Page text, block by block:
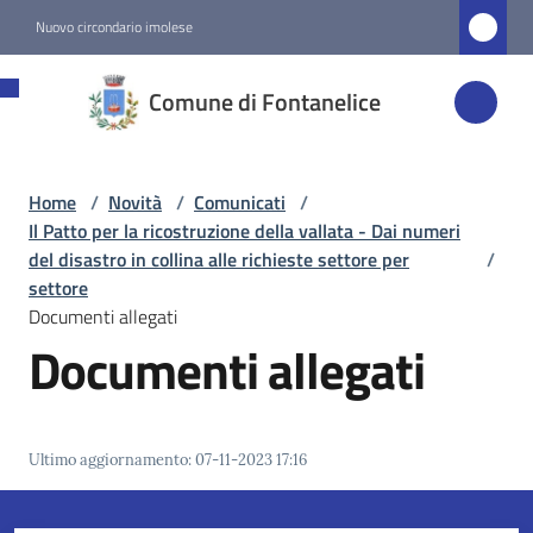
Nuovo circondario imolese
Comune di Fontanelice
Fontanelice
Amministrazione
Novità
Menu selezionato
Servizi
Fontanelice
Home / Novità / Comunicati /
Il Patto per la ricostruzione della vallata - Dai numeri
del disastro in collina alle richieste settore per
settore
/
Documenti allegati
Documenti allegati
Ultimo aggiornamento:07-11-2023 17:16